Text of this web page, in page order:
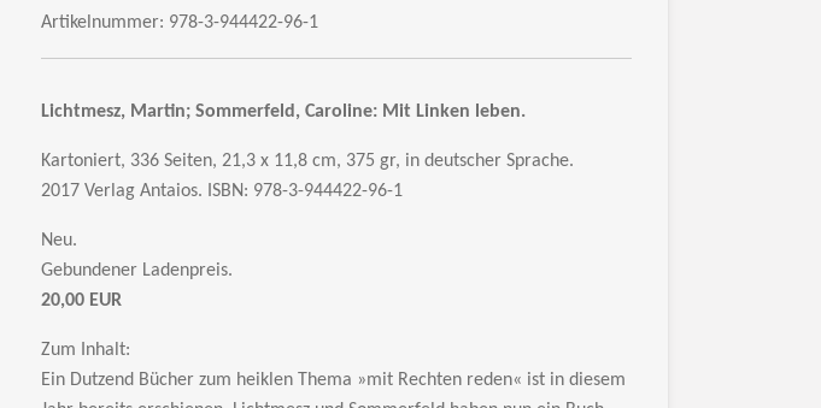
Artikelnummer: 978-3-944422-96-1
Lichtmesz, Martin; Sommerfeld, Caroline: Mit Linken leben.
Kartoniert, 336 Seiten, 21,3 x 11,8 cm, 375 gr, in deutscher Sprache.
2017 Verlag Antaios. ISBN: 978-3-944422-96-1
Neu.
Gebundener Ladenpreis.
20,00 EUR
Zum Inhalt:
Ein Dutzend Bücher zum heiklen Thema »mit Rechten reden« ist in diesem